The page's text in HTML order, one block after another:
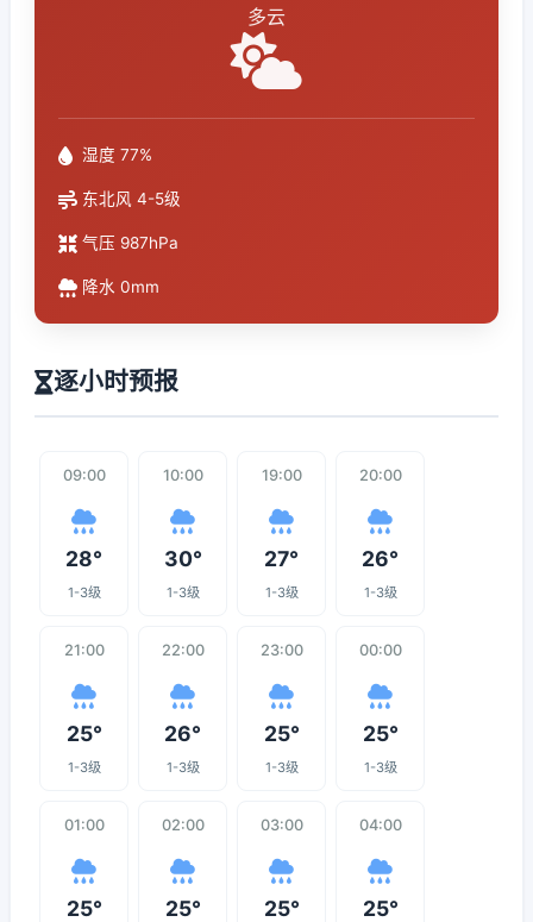
多云
湿度 77%
东北风 4-5级
气压 987hPa
降水 0mm
逐小时预报
09:00
28°
1-3级
10:00
30°
1-3级
19:00
27°
1-3级
20:00
26°
1-3级
21:00
25°
1-3级
22:00
26°
1-3级
23:00
25°
1-3级
00:00
25°
1-3级
01:00
25°
02:00
25°
03:00
25°
04:00
25°